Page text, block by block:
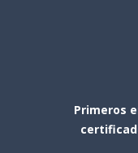
Primeros